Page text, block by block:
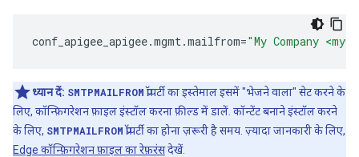
conf_apigee_apigee.mgmt.mailfrom="My Company
ध्यान दें: SMTPMAILFROMप्रॉपर्टी का इस्तेमाल इसमें "भेजने वाला" सेट करने के
लिए, कॉन्फ़िगरेशन फ़ाइल इंस्टॉल करना फ़ील्ड में डालें. कॉन्टेंट बनाने इंस्टॉल करने
के लिए, SMTPMAILFROMप्रॉपर्टी का होना ज़रूरी है समय. ज़्यादा जानकारी के लिए,
Edge कॉन्फ़िगरेशन फ़ाइल का रेफ़रंसदेखें.